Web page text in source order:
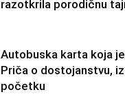
razotkrila porodičnu
Autobuska karta koja
Priča o dostojanstvu,
početku